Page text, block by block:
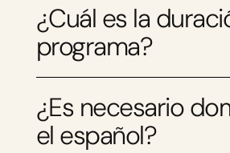
¿Cuál es la
programa?
¿Es necesario
el español?